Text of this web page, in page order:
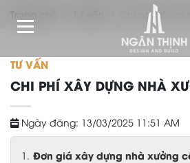
Trang chủ Chi phí xây
TƯ VẤN
CHI PHÍ XÂY DỰNG NHÀ
Ngày đăng: 13/03/2025 11:51 AM
Đơn giá xây dựng nhà xưởng